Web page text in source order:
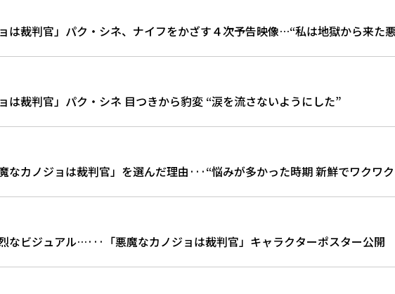
は裁判官」パク・シネ、ナイフをかざす４次予告映像…“私は地獄から来た
は裁判官」パク・シネ 目つきから豹変 “涙を流さないようにした”
なカノジョは裁判官」を選んだ理由···“悩みが多かった時期 新鮮でワクワ
なビジュアル…···「悪魔なカノジョは裁判官」キャラクターポスター公開